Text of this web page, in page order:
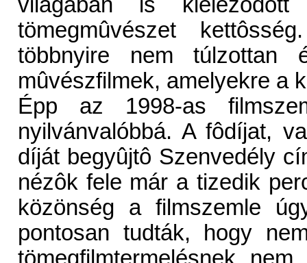
tömegmûvészet
többnyire nem túlzottan
mûvészfilmek, amelyekre a
Épp az 1998-as
nyilvánvalóbbá. A fôdíjat,
díját begyûjtô Szenvedély
nézôk fele már a tizedik
közönség a filmszemle
pontosan tudták, hogy